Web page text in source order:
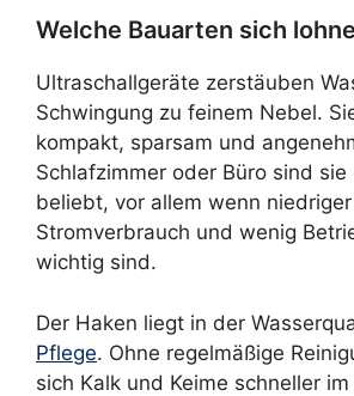
Welche Bauarten sich
Ultraschallgeräte zerstäuben
Schwingung zu feinem Nebel.
kompakt, sparsam und
Schlafzimmer oder Büro sind sie
beliebt, vor allem wenn niedriger
Stromverbrauch und wenig
wichtig sind.
Der Haken liegt in der
Pflege. Ohne regelmäßige
sich Kalk und Keime schneller